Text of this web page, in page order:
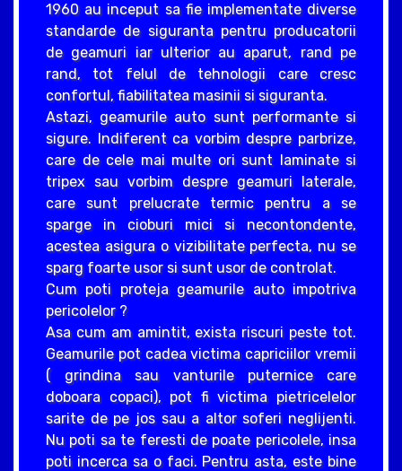
1960 au inceput sa fie implementate diverse
standarde de siguranta pentru producatorii
de geamuri iar ulterior au aparut, rand pe
rand, tot felul de tehnologii care cresc
confortul, fiabilitatea masinii si siguranta.
Astazi, geamurile auto sunt performante si
sigure. Indiferent ca vorbim despre parbrize,
care de cele mai multe ori sunt laminate si
tripex sau vorbim despre geamuri laterale,
care sunt prelucrate termic pentru a se
sparge in cioburi mici si necontondente,
acestea asigura o vizibilitate perfecta, nu se
sparg foarte usor si sunt usor de controlat.
Cum poti proteja geamurile auto impotriva
pericolelor ?
Asa cum am amintit, exista riscuri peste tot.
Geamurile pot cadea victima capriciilor vremii
( grindina sau vanturile puternice care
doboara copaci), pot fi victima pietricelelor
sarite de pe jos sau a altor soferi neglijenti.
Nu poti sa te feresti de poate pericolele, insa
poti incerca sa o faci. Pentru asta, este bine